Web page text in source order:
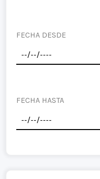
FECHA DESDE
FECHA HASTA